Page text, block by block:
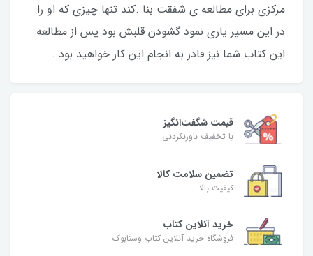
مرکزی برای مطالعه ی شفقت بنا .کند تنها چیزی که او را
در این مسیر یاری نمود گشودن قلبش بود پس از مطالعه
این کتاب شما نیز قادر به انجام این کار خواهید بود...
قیمت شگفت‌انگیز
با تخفیف باورنکردنی
تضمین سلامت کالا
کیفیت بالا
خرید آنلاین کتاب
فروشگاه خرید آنلاین کتاب وستابوک